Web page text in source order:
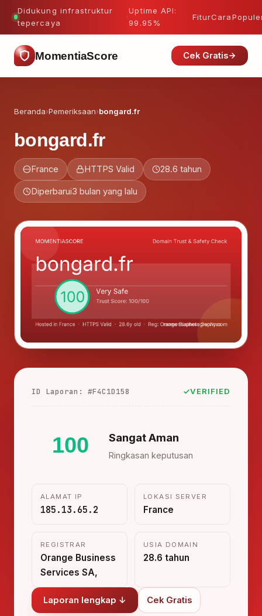
Didukung infrastruktur
tepercaya
·
Uptime API:
99.95%
FiturCara
MomentiaScore Cek Gratis
Beranda›Pemeriksaan›bongard.fr
bongard.fr
France HTTPS Valid 28.6 tahun
Diperbarui3 bulan yang lalu
ID Laporan: #F4C1D158 VERIFIED
100 Sangat Aman
Ringkasan keputusan
ALAMAT IP
185.13.65.2
LOKASI SERVER
France
REGISTRAR
Orange Business
Services SA,
USIA DOMAIN
28.6 tahun
Laporan lengkap ↓ Cek Gratis